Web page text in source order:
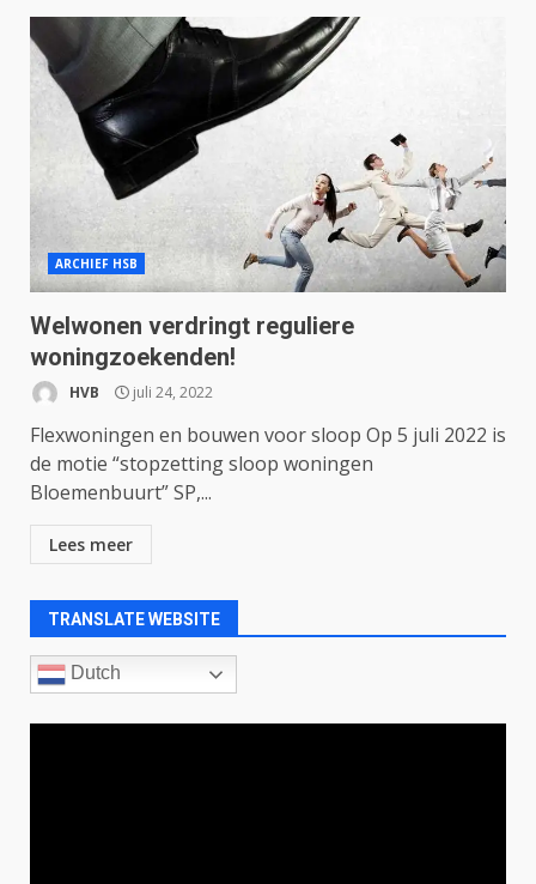
ARCHIEF HSB
Welwonen verdringt reguliere
woningzoekenden!
HVB juli 24, 2022
Flexwoningen en bouwen voor sloop Op 5 juli 2022 is
de motie “stopzetting sloop woningen
Bloemenbuurt” SP,...
Lees meer
TRANSLATE WEBSITE
Dutch